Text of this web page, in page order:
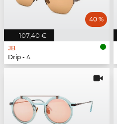
107,40 €
40 %
JB
Drip - 4